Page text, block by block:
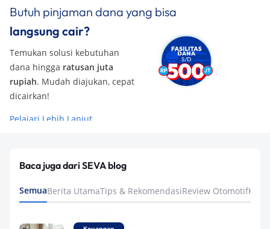
Butuh pinjaman dana yang bisa
langsung cair?
Temukan solusi kebutuhan
dana hingga ratusan juta
rupiah. Mudah diajukan, cepat
dicairkan!
Pelajari Lebih Lanjut
Baca juga dari SEVA blog
SemuaBerita UtamaTips & RekomendasiReview Otomotif